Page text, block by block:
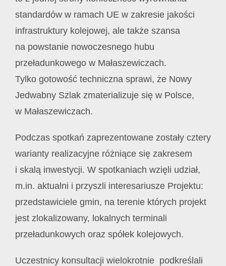
standardów w ramach UE w zakresie jakości
infrastruktury kolejowej, ale także szansa
na powstanie nowoczesnego hubu
przeładunkowego w Małaszewiczach.
Tylko gotowość techniczna sprawi, że Nowy
Jedwabny Szlak zmaterializuje się w Polsce,
w Małaszewiczach.
Podczas spotkań zaprezentowane zostały cztery
warianty realizacyjne różniące się zakresem
i skalą inwestycji. W spotkaniach wzięli udział,
m.in. aktualni i przyszli interesariusze Projektu:
przedstawiciele gmin, na terenie których projekt
jest zlokalizowany, lokalnych terminali
przeładunkowych oraz spółek kolejowych.
Uczestnicy konsultacji wielokrotnie podkreślali